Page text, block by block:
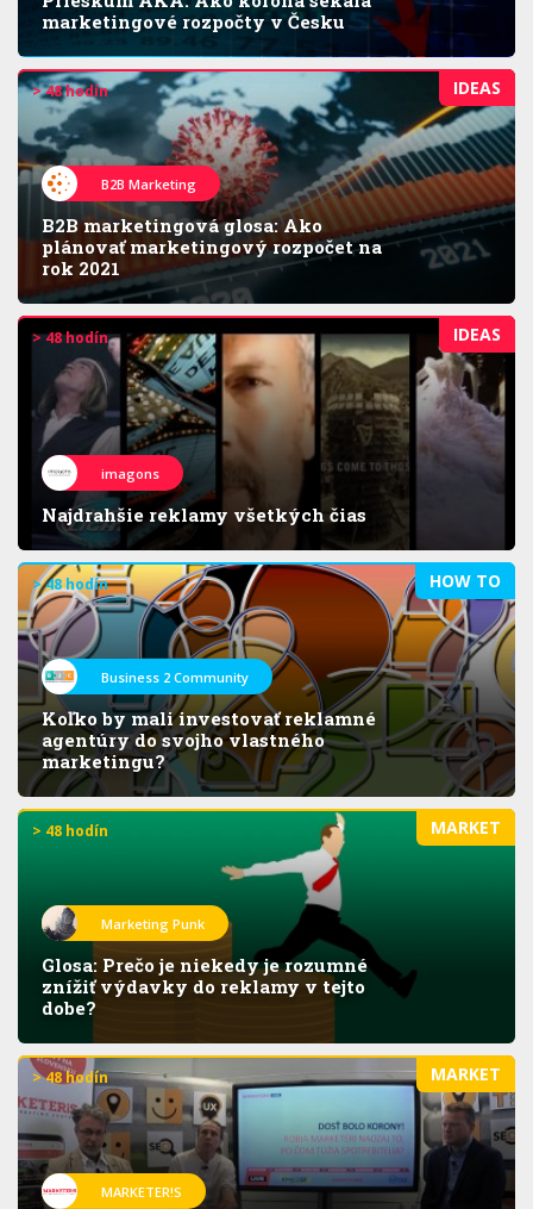
marketingové rozpočty v Česku
IDEAS
> 48 hodín
B2B Marketing
B2B marketingová glosa: Ako
plánovať marketingový rozpočet na
rok 2021
IDEAS
> 48 hodín
imagons
Najdrahšie reklamy všetkých čias
HOW TO
> 48 hodín
Business 2 Community
Koľko by mali investovať reklamné
agentúry do svojho vlastného
marketingu?
MARKET
> 48 hodín
Marketing Punk
Glosa: Prečo je niekedy je rozumné
znížiť výdavky do reklamy v tejto
dobe?
MARKET
> 48 hodín
MARKETER!S